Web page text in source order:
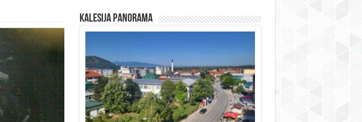
Kalesija panorama